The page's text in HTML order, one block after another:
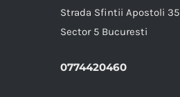
Strada Sfintii Apostoli 35
Sector 5 Bucuresti
0774420460